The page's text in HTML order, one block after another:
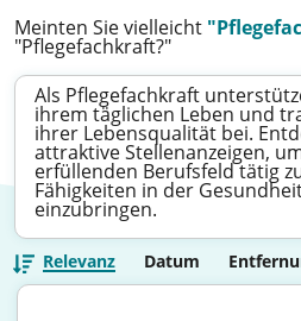
Meinten Sie vielleicht
"Pflegefachkraft?"
Als Pflegefachkraft
ihrem täglichen Leben und
ihrer Lebensqualität bei.
attraktive Stellenanzeigen,
erfüllenden Berufsfeld tätig
Fähigkeiten in der
einzubringen.
Relevanz Datum